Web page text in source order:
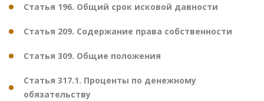
Статья 196. Общий срок исковой давности
Статья 209. Содержание права собственности
Статья 309. Общие положения
Статья 317.1. Проценты по денежному
обязательству